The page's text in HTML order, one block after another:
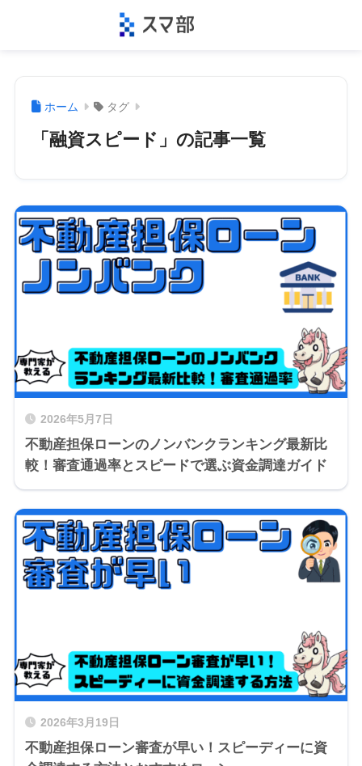
ホーム タグ
「融資スピード」の記事一覧
2026年5月7日
不動産担保ローンのノンバンクランキング最新比
較！審査通過率とスピードで選ぶ資金調達ガイド
2026年3月19日
不動産担保ローン審査が早い！スピーディーに資